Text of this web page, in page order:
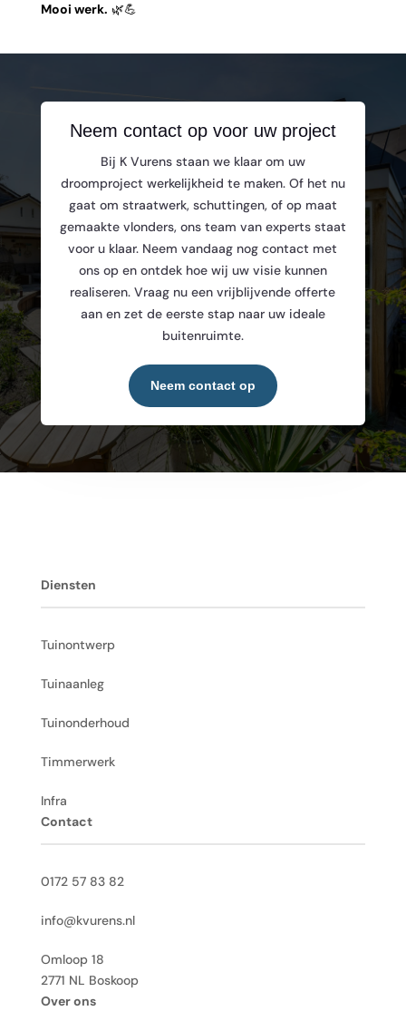
Mooi werk. 🌿💪
Neem contact op voor uw project
Bij K Vurens staan we klaar om uw
droomproject werkelijkheid te maken. Of het nu
gaat om straatwerk, schuttingen, of op maat
gemaakte vlonders, ons team van experts staat
voor u klaar. Neem vandaag nog contact met
ons op en ontdek hoe wij uw visie kunnen
realiseren. Vraag nu een vrijblijvende offerte
aan en zet de eerste stap naar uw ideale
buitenruimte.
Neem contact op
Diensten
Tuinontwerp
Tuinaanleg
Tuinonderhoud
Timmerwerk
Infra
Contact
0172 57 83 82
info@kvurens.nl
Omloop 18
2771 NL Boskoop
Over ons